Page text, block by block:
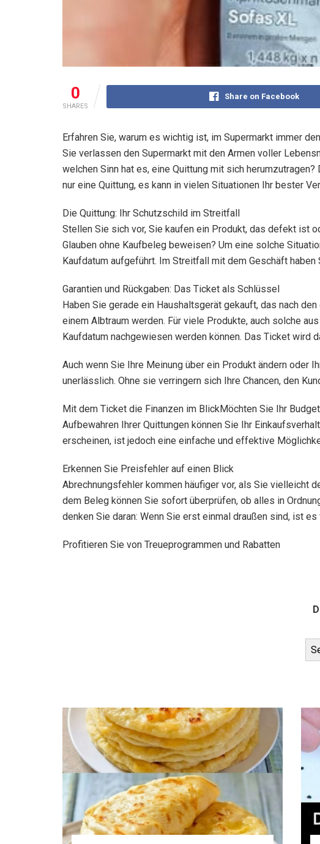
0
SHARES
Share on Facebook
Erfahren Sie, warum es wichtig ist, im Supermarkt immer
Sie verlassen den Supermarkt mit den Armen voller
welchen Sinn hat es, eine Quittung mit sich
nur eine Quittung, es kann in vielen Situationen Ihr bester
Die Quittung: Ihr Schutzschild im Streitfall
Stellen Sie sich vor, Sie kaufen ein Produkt, das defekt ist
Glauben ohne Kaufbeleg beweisen? Um eine solche
Kaufdatum aufgeführt. Im Streitfall mit dem Geschäft
Garantien und Rückgaben: Das Ticket als Schlüssel
Haben Sie gerade ein Haushaltsgerät gekauft, das nach
einem Albtraum werden. Für viele Produkte, auch solche
Kaufdatum nachgewiesen werden können. Das Ticket wird
Auch wenn Sie Ihre Meinung über ein Produkt ändern oder
unerlässlich. Ohne sie verringern sich Ihre Chancen, den
Mit dem Ticket die Finanzen im BlickMöchten Sie Ihr
Aufbewahren Ihrer Quittungen können Sie Ihr
erscheinen, ist jedoch eine einfache und effektive
Erkennen Sie Preisfehler auf einen Blick
Abrechnungsfehler kommen häufiger vor, als Sie vielleicht
dem Beleg können Sie sofort überprüfen, ob alles in
denken Sie daran: Wenn Sie erst einmal draußen sind, ist
Profitieren Sie von Treueprogrammen und Rabatten